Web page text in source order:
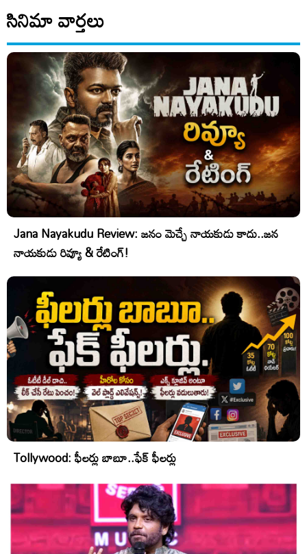
సినిమా వార్తలు
Jana Nayakudu Review: జనం మెచ్చే నాయకుడు కాదు..జన
నాయకుడు రివ్యూ & రేటింగ్!
Tollywood: ఫీలర్లు బాబూ..ఫేక్ ఫీలర్లు